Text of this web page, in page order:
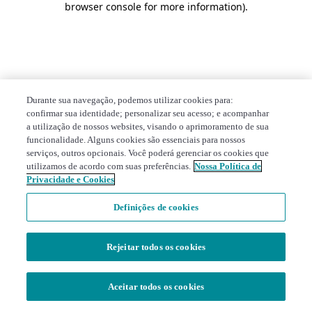
browser console for more information).
Durante sua navegação, podemos utilizar cookies para:
confirmar sua identidade; personalizar seu acesso; e acompanhar
a utilização de nossos websites, visando o aprimoramento de sua
funcionalidade. Alguns cookies são essenciais para nossos
serviços, outros opcionais. Você poderá gerenciar os cookies que
utilizamos de acordo com suas preferências. Nossa Política de
Privacidade e Cookies
Definições de cookies
Rejeitar todos os cookies
Aceitar todos os cookies